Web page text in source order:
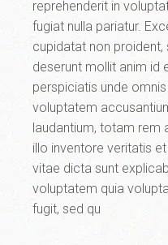
reprehenderit in
fugiat nulla pariatur.
cupidatat non
deserunt mollit anim id
perspiciatis unde
voluptatem
laudantium, totam rem
illo inventore veritatis
vitae dicta sunt
voluptatem quia
fugit, sed qu